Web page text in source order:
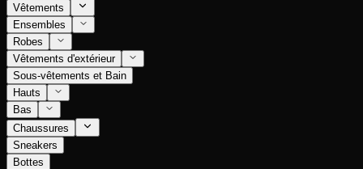
Vêtements
Ensembles
Robes
Vêtements d'extérieur
Sous-vêtements et Bain
Hauts
Bas
Chaussures
Sneakers
Bottes